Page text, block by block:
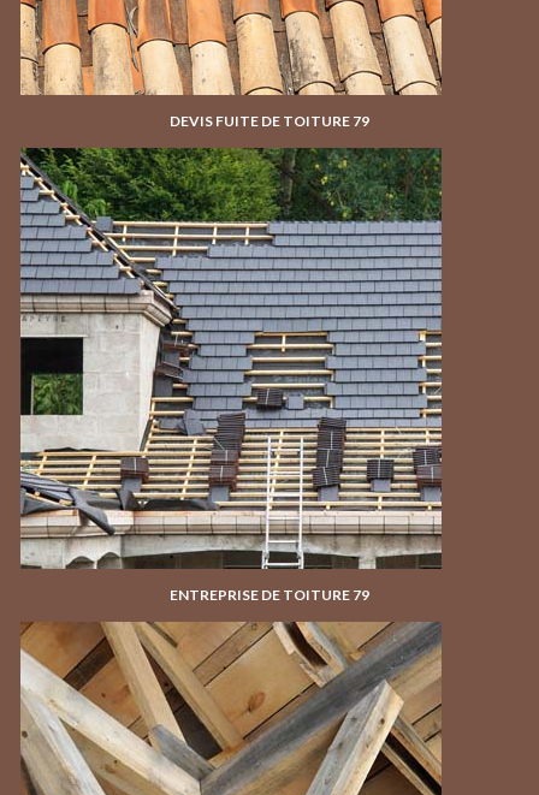
DEVIS FUITE DE TOITURE 79
ENTREPRISE DE TOITURE 79